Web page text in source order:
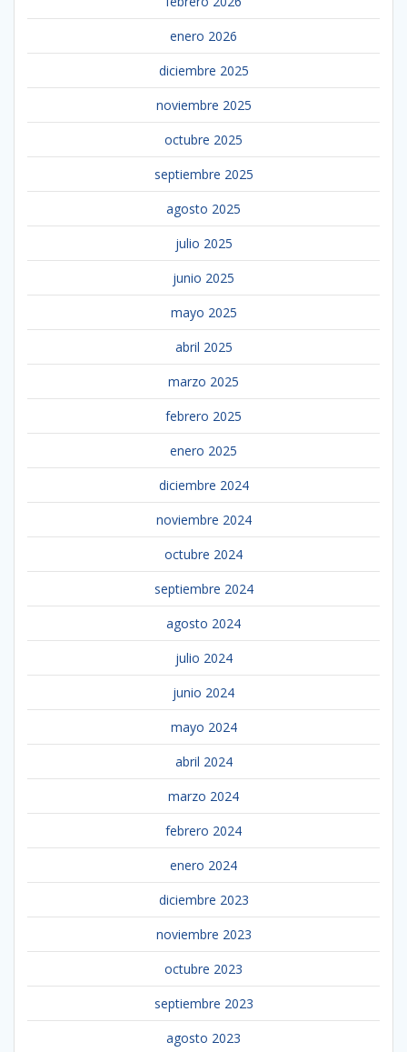
enero 2026
diciembre 2025
noviembre 2025
octubre 2025
septiembre 2025
agosto 2025
julio 2025
junio 2025
mayo 2025
abril 2025
marzo 2025
febrero 2025
enero 2025
diciembre 2024
noviembre 2024
octubre 2024
septiembre 2024
agosto 2024
julio 2024
junio 2024
mayo 2024
abril 2024
marzo 2024
febrero 2024
enero 2024
diciembre 2023
noviembre 2023
octubre 2023
septiembre 2023
agosto 2023